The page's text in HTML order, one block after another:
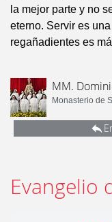
la mejor parte y no
eterno. Servir es
regañadientes es
MM.
Monasterio de
Evangelio